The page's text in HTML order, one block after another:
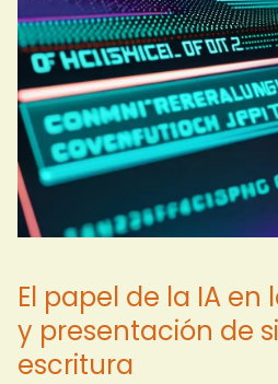
El papel de la IA en
y presentación de
escritura